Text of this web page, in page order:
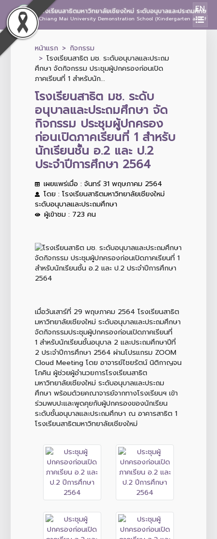
โรงเรียนสาธิตมหาวิทยาลัยเชียงใหม่ ระดับอนุบาลและประถมศึกษา
Chiang Mai University Demonstration School (Kindergarten and
EN
หน้าแรก
กิจกรรม
โรงเรียนสาธิต มช. ระดับอนุบาลและประถม
ศึกษา จัดกิจกรรม ประชุมผู้ปกครองก่อนเปิด
ภาคเรียนที่ 1 สำหรับนัก...
โรงเรียนสาธิต มช. ระดับ
อนุบาลและประถมศึกษา จัด
กิจกรรม ประชุมผู้ปกครอง
ก่อนเปิดภาคเรียนที่ 1 สำหรับ
นักเรียนชั้น อ.2 และ ป.2
ประจำปีการศึกษา 2564
เผยแพร่เมื่อ : จันทร์ 31 พฤษภาคม 2564
โดย : โรงเรียนสาธิตมหาวิทยาลัยเชียงใหม่
ระดับอนุบาลและประถมศึกษา
ผู้เข้าชม : 723 คน
เมื่อวันเสาร์ที่ 29 พฤษภาคม 2564 โรงเรียนสาธิต
มหาวิทยาลัยเชียงใหม่ ระดับอนุบาลและประถมศึกษา
จัดกิจกรรมประชุมผู้ปกครองก่อนเปิดภาคเรียนที่
1 สำหรับนักเรียนชั้นอนุบาล 2 และประถมศึกษาปีที่
2 ประจำปีการศึกษา 2564 ผ่านโปรแกรม ZOOM
Cloud Meeting โดย อาจารย์ไชยรัตน์ นิติกาญจน
โภคิน ผู้ช่วยผู้อำนวยการโรงเรียนสาธิต
มหาวิทยาลัยเชียงใหม่ ระดับอนุบาลและประถม
ศึกษา พร้อมด้วยคณาจารย์จากทางโรงเรียนฯ เข้า
ร่วมพบปะและพูดคุยกับผู้ปกครองของนักเรียน
ระดับชั้นอนุบาลและประถมศึกษา ณ อาคารสาธิต 1
โรงเรียนสาธิตมหาวิทยาลัยเชียงใหม่